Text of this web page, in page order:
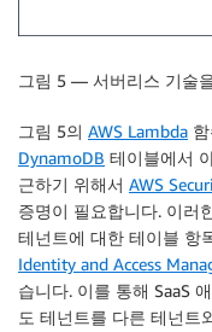
그림 5 — 서버리스 기술
그림 5의 AWS Lambda
DynamoDB 테이블에서
근하기 위해서 AWS
증명이 필요합니다. 이러
테넌트에 대한 테이블 항
Identity and Access
습니다. 이를 통해 SaaS
도 테넌트를 다른 테넌트